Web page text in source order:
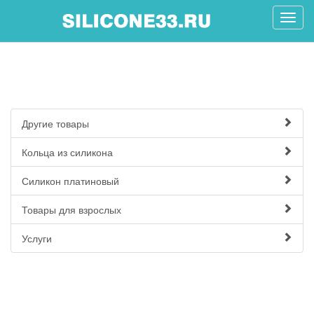
Другие товары
Кольца из силикона
Силикон платиновый
Товары для взрослых
Услуги